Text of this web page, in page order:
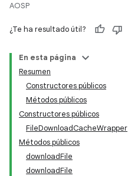
AOSP
¿Te ha resultado útil?
En esta página
Resumen
Constructores públicos
Métodos públicos
Constructores públicos
FileDownloadCacheWrapper
Métodos públicos
downloadFile
downloadFile